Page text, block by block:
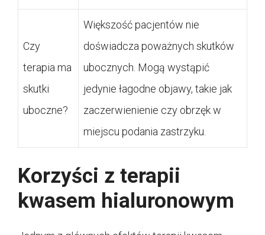
Czy
terapia ma
skutki
uboczne?
Większość pacjentów nie
doświadcza poważnych skutków
ubocznych. Mogą wystąpić
jedynie łagodne objawy, takie jak
zaczerwienienie czy obrzęk w
miejscu podania zastrzyku.
Korzyści z terapii
kwasem hialuronowym